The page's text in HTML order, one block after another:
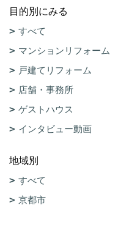
目的別にみる
すべて
マンションリフォーム
戸建てリフォーム
店舗・事務所
ゲストハウス
インタビュー動画
地域別
すべて
京都市